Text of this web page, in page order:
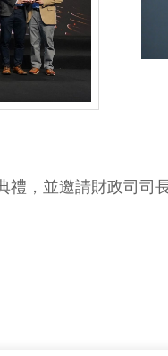
，並邀請財政司司